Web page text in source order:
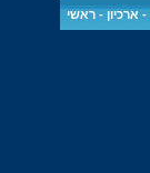
- ארכיון -ראשי